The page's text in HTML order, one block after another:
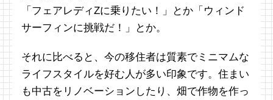
「フェアレディZに乗りたい！」とか「ウィンド
サーフィンに挑戦だ！」とか。
それに比べると、今の移住者は質素でミニマムな
ライフスタイルを好む人が多い印象です。住まい
も中古をリノベーションしたり、畑で作物を作っ